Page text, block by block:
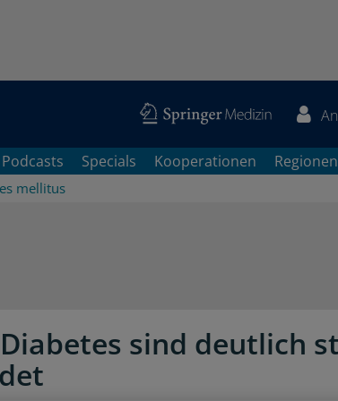
Podcasts Specials Kooperationen Regionen
mellitus
sind deutlich